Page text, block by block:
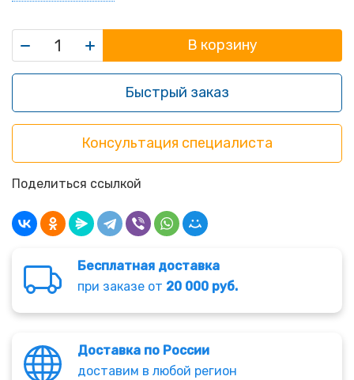
В корзину
Быстрый заказ
Консультация специалиста
Поделиться ссылкой
Бесплатная доставка
при заказе от 20 000 руб.
Доставка по России
доставим в любой регион